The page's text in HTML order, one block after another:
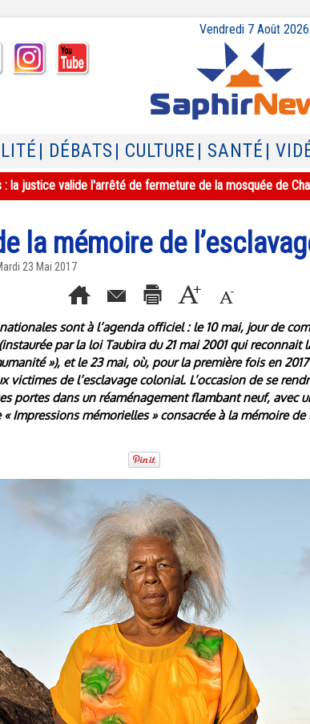
Vendredi 7 Août 2026
| DÉBATS | CULTURE | SANTÉ |
: la justice valide l'arrêté de fermeture de la mosquée de
la mémoire de
23 Mai 2017
sont à l’agenda officiel : le 10 mai, jour de
par la loi Taubira du 21 mai 2001 qui reconnait
»), et le 23 mai, où, pour la première fois en
victimes de l’esclavage colonial. L’occasion de se
portes dans un réaménagement flambant neuf, avec
Impressions mémorielles » consacrée à la mémoire